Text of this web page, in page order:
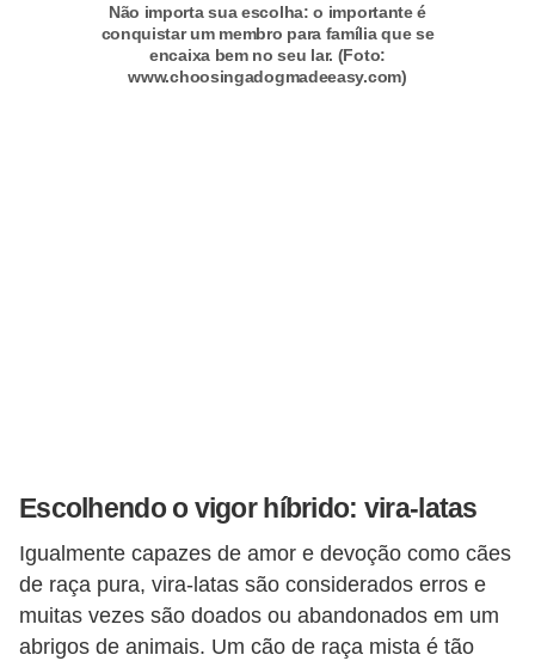
Não importa sua escolha: o importante é
conquistar um membro para família que se
encaixa bem no seu lar. (Foto:
www.choosingadogmadeeasy.com)
Escolhendo o vigor híbrido: vira-latas
Igualmente capazes de amor e devoção como cães
de raça pura, vira-latas são considerados erros e
muitas vezes são doados ou abandonados em um
abrigos de animais. Um cão de raça mista é tão
a
i
s